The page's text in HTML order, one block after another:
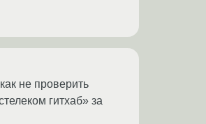
не проверить
гитхаб» за